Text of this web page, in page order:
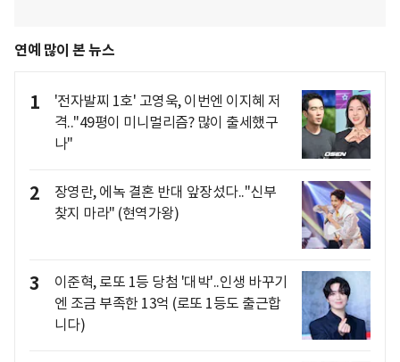
연예 많이 본 뉴스
1
'전자발찌 1호' 고영욱, 이번엔 이지혜 저
격.."49평이 미니멀리즘? 많이 출세했구
나"
2
장영란, 에녹 결혼 반대 앞장섰다.."신부
찾지 마라" (현역가왕)
3
이준혁, 로또 1등 당첨 '대박'..인생 바꾸기
엔 조금 부족한 13억 (로또 1등도 출근합
니다)